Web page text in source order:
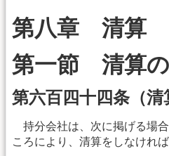
第八章 清算
第一節 清算
第六百四十四条（清
持分会社は、次に掲げる場
ころにより、清算をしなければ